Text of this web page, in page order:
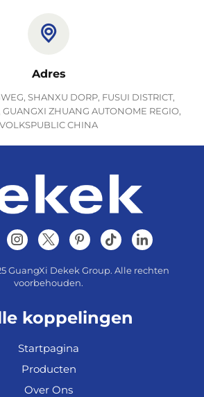
Adres
SHANXU DORP, FUSUI DISTRICT,
ZHUANG AUTONOME REGIO,
VOLKSPUBLIC CHINA
GuangXi Dekek Group. Alle rechten
voorbehouden.
koppelingen
Startpagina
Producten
Over Ons